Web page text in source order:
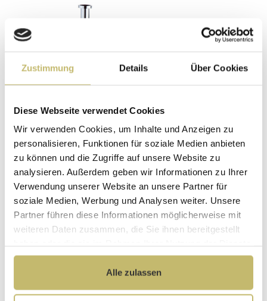
Zustimmung Details Über Cookies
Diese Webseite verwendet Cookies
Wir verwenden Cookies, um Inhalte und Anzeigen zu
personalisieren, Funktionen für soziale Medien anbieten
zu können und die Zugriffe auf unsere Website zu
analysieren. Außerdem geben wir Informationen zu Ihrer
Verwendung unserer Website an unsere Partner für
soziale Medien, Werbung und Analysen weiter. Unsere
Partner führen diese Informationen möglicherweise mit
weiteren Daten zusammen, die Sie ihnen bereitgestellt
gesammelt haben.
Alle zulassen
Waschtisch-Anschluss Spar-Set
Sofort lieferbar 11.08-13.08.
64,90 €*